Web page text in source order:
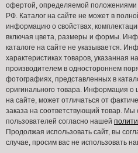
офертой, определяемой положениями
РФ. Каталог на сайте не может в
информацию о свойствах,
включая цвета, размеры и формы.
каталоге на сайте не указывается.
характеристиках товаров, указанная
производителем в одностороннем
фотографиях, представленных в
оригинального товара. Информация о
на сайте, может отличаться от
заказа на соответствующий товар.
пользователей согласно нашей
Продолжая использовать сайт, вы
случае, просим вас не использовать